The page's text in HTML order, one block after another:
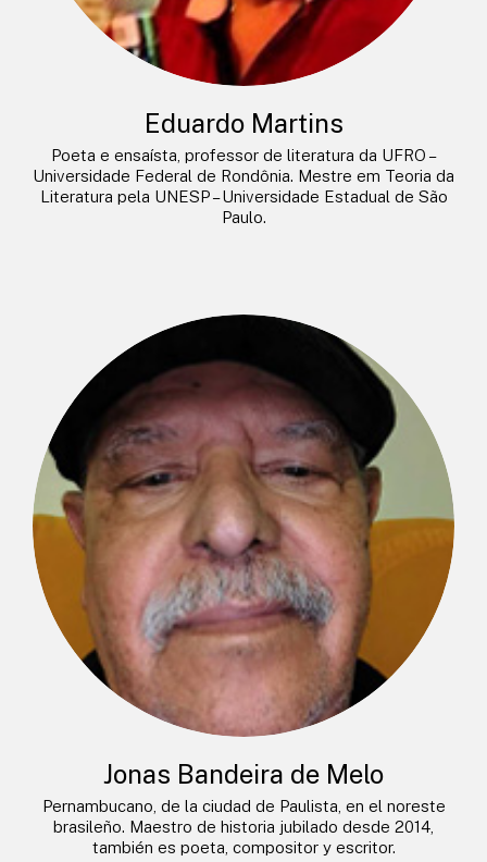
Eduardo Martins
Poeta e ensaísta, professor de literatura da UFRO –
Universidade Federal de Rondônia. Mestre em Teoria da
Literatura pela UNESP – Universidade Estadual de São
Paulo.
Jonas Bandeira de Melo
Pernambucano, de la ciudad de Paulista, en el noreste
brasileño. Maestro de historia jubilado desde 2014,
también es poeta, compositor y escritor.